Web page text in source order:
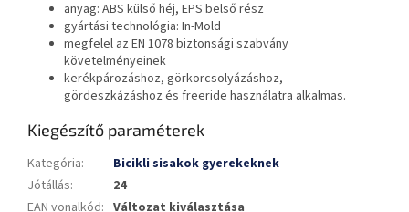
anyag: ABS külső héj, EPS belső rész
gyártási technológia: In-Mold
megfelel az EN 1078 biztonsági szabvány
követelményeinek
kerékpározáshoz, görkorcsolyázáshoz,
gördeszkázáshoz és freeride használatra alkalmas.
Kiegészítő paraméterek
Kategória:
Bicikli sisakok gyerekeknek
Jótállás:
24
EAN vonalkód: Változat kiválasztása